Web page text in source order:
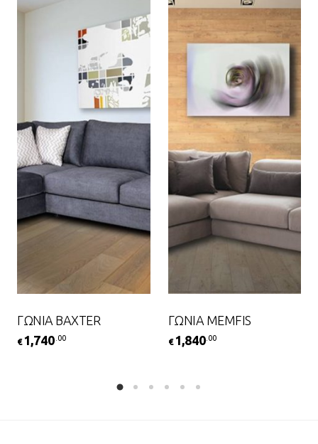
ΓΩΝΙΑ BAXTER
€ 1,740 .00
ΓΩΝΙΑ MEMFIS
€ 1,840 .00